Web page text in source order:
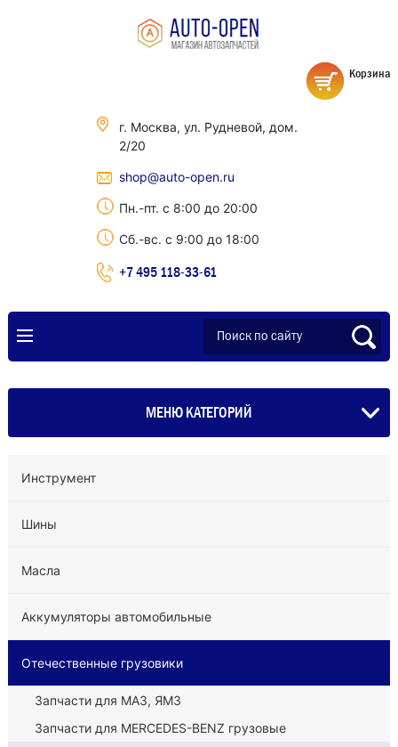
г. Москва, ул. Рудневой, дом.
2/20
shop@auto-open.ru
Пн.-пт. с 8:00 до 20:00
Сб.-вс. с 9:00 до 18:00
+7 495 118-33-61
Корзина
МЕНЮ КАТЕГОРИЙ
Инструмент
Шины
Масла
Аккумуляторы автомобильные
Отечественные грузовики
Запчасти для МАЗ, ЯМЗ
Запчасти для MERCEDES-BENZ грузовые